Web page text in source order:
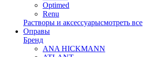
Optimed
Renu
Растворы и аксессуарысмотреть все
Оправы
Бренд
ANA HICKMANN